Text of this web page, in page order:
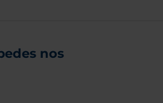
nos